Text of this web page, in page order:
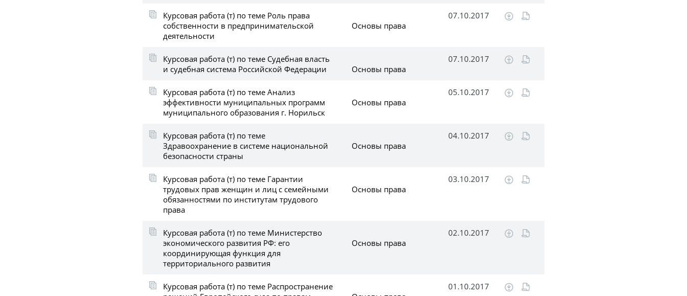
Курсовая работа (т) по теме Роль права
собственности в предпринимательской
деятельности
Основы права
07.10.2017
Курсовая работа (т) по теме Судебная власть
и судебная система Российской Федерации
Основы права
07.10.2017
Курсовая работа (т) по теме Анализ
эффективности муниципальных программ
муниципального образования г. Норильск
Основы права
05.10.2017
Курсовая работа (т) по теме
Здравоохранение в системе национальной
безопасности страны
Основы права
04.10.2017
Курсовая работа (т) по теме Гарантии
трудовых прав женщин и лиц с семейными
обязанностями по институтам трудового
права
Основы права
03.10.2017
Курсовая работа (т) по теме Министерство
экономического развития РФ: его
координирующая функция для
территориального развития
Основы права
02.10.2017
Курсовая работа (т) по теме Распространение
01.10.2017